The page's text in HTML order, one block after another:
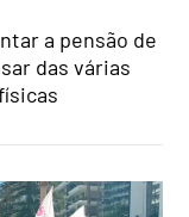
a pensão de
das várias